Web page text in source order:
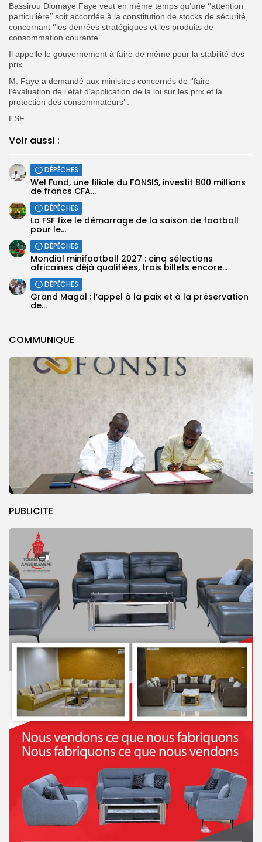
COMMUNIQUE
PUBLICITE
Bassirou Diomaye Faye veut en même temps qu’une ‘’attention
particulière’’ soit accordée à la constitution de stocks de sécurité,
concernant ‘’les denrées stratégiques et les produits de
consommation courante’’.
Il appelle le gouvernement à faire de même pour la stabilité des
prix.
M. Faye a demandé aux ministres concernés de ‘’faire
l’évaluation de l’état d’application de la loi sur les prix et la
protection des consommateurs’’.
ESF
Voir aussi :
DÉPÊCHES
We! Fund, une filiale du FONSIS, investit 800 millions
de francs CFA...
DÉPÊCHES
‎La FSF fixe le démarrage de la saison de football
pour le...
DÉPÊCHES
‎Mondial minifootball 2027 : cinq sélections
africaines déjà qualifiées, trois billets encore...
DÉPÊCHES
Grand Magal : l’appel à la paix et à la préservation
de...